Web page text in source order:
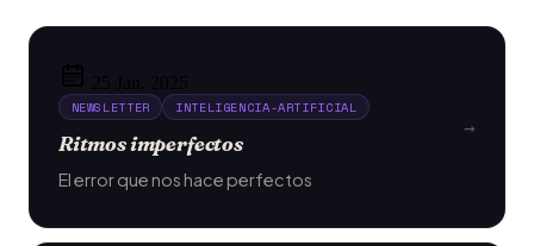
25 Jan, 2025
NEWSLETTER INTELIGENCIA-ARTIFICIAL
Ritmos imperfectos
El error que nos hace perfectos
→